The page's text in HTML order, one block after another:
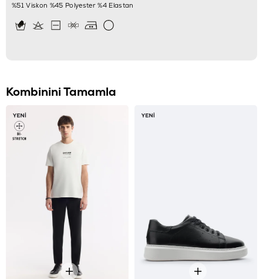
%51 Viskon %45 Polyester %4 Elastan
Kombinini Tamamla